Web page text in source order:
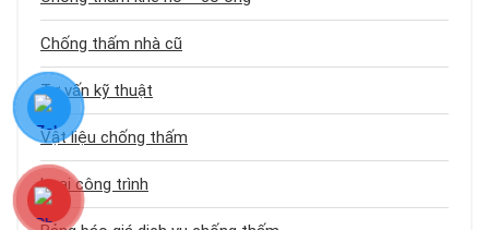
Chống thấm nhà cũ
Tư vấn kỹ thuật
Vật liệu chống thấm
Loại công trình